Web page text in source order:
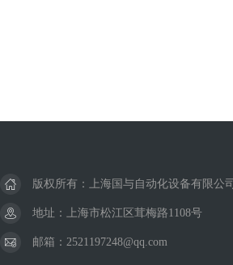
版权所有：上海国与自动化设备有限公司
地址：上海市松江区茸梅路1108号
邮箱：2521197248@qq.com